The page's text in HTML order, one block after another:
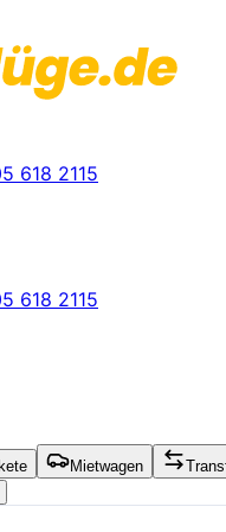
618 2115
618 2115
Mietwagen